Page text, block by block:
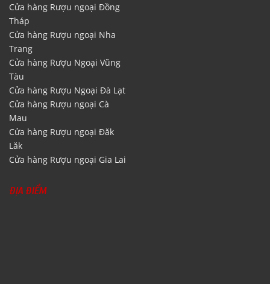
Cửa hàng Rượu ngoại Đồng
Tháp
Cửa hàng Rượu ngoại Nha
Trang
Cửa hàng Rượu Ngoại Vũng
Tàu
Cửa hàng Rượu Ngoại Đà Lạt
Cửa hàng Rượu ngoại Cà
Mau
Cửa hàng Rượu ngoại Đăk
Lăk
Cửa hàng Rượu ngoại Gia Lai
ĐỊA ĐIỂM